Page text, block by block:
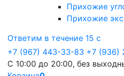
Прихожие
Прихожие
Ответим в течение 15 с
+7 (967) 443-33-83 +7 (936)
С 10:00 до 20:00, без